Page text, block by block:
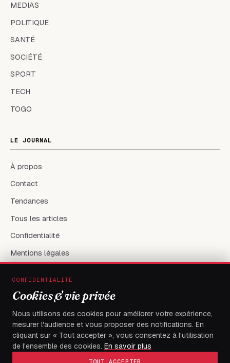
MEDIAS
POLITIQUE
SANTÉ
SOCIÉTÉ
SPORT
TECH
TOGO
LE JOURNAL
À propos
Contact
Tendances
Tous les articles
Confidentialité
Mentions légales
X / Twitter
flambeaudesdemocrates@gmail.com
CONFIDENTIALITÉ
Cookies & vie privée
Nous utilisons des cookies pour améliorer votre expérience,
mesurer l'audience et vous proposer des notifications. En
cliquant sur « Tout accepter », vous consentez à l'utilisation
de l'ensemble des cookies. En savoir plus
TOUT ACCEPTER